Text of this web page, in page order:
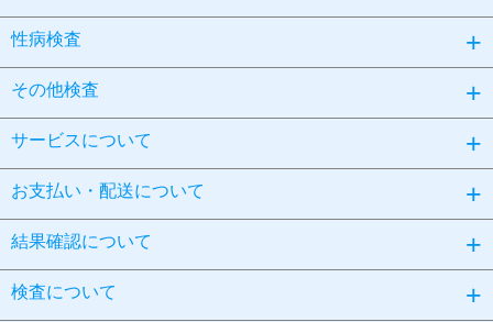
性病検査
その他検査
サービスについて
お支払い・配送について
結果確認について
検査について